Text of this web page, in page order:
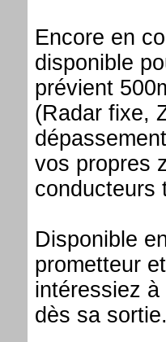
Encore en
disponible
prévient
(Radar fixe,
vos propres
conducteurs
Disponible
prometteur
intéressiez
dès sa sortie.